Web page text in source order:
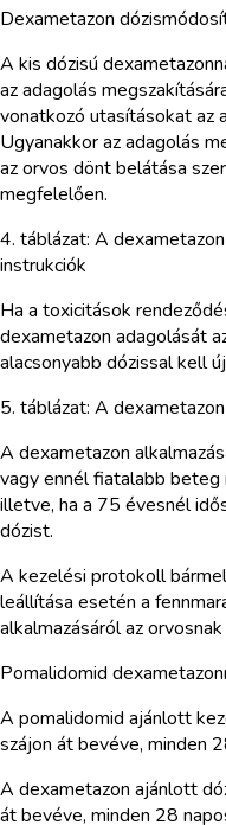
Dexametazon
A kis dózisú
az adagolás
vonatkozó utasításokat az
Ugyanakkor az adagolás
az orvos dönt belátása
megfelelően.
4. táblázat: A
instrukciók
Ha a toxicitások
dexametazon adagolását
alacsonyabb dózissal kell
5. táblázat: A
A dexametazon
vagy ennél fiatalabb
illetve, ha a 75 évesnél
dózist.
A kezelési protokoll
leállítása esetén a
alkalmazásáról az
Pomalidomid
A pomalidomid ajánlott
szájon át bevéve, minden
A dexametazon ajánlott
át bevéve, minden 28